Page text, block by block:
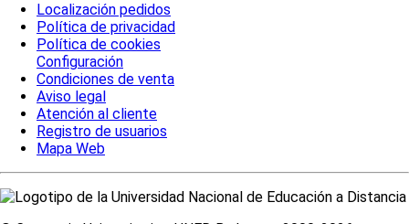
Localización pedidos
Política de privacidad
Política de cookies
Configuración
Condiciones de venta
Aviso legal
Atención al cliente
Registro de usuarios
Mapa Web